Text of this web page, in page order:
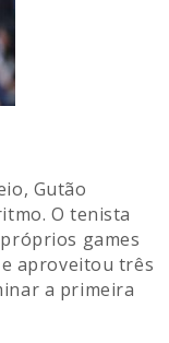
Gutão
O tenista
games
aproveitou três
a primeira